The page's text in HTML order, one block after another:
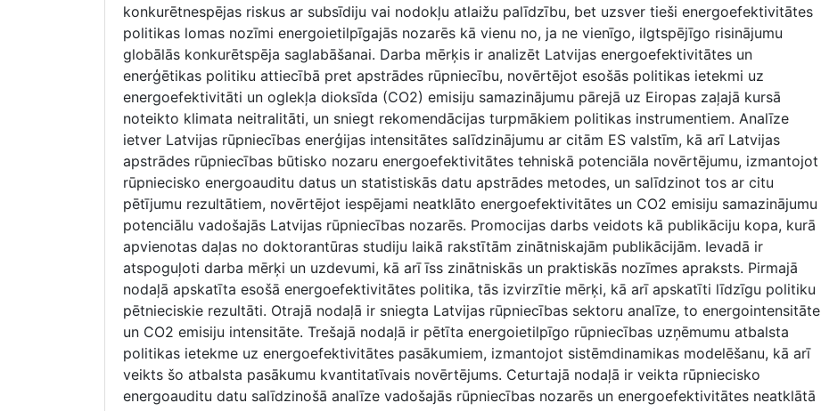
konkurētnespējas riskus ar subsīdiju vai nodokļu atlaižu palīdzību, bet uzsver tieši energoefektivitātes
politikas lomas nozīmi energoietilpīgajās nozarēs kā vienu no, ja ne vienīgo, ilgtspējīgo risinājumu
globālās konkurētspēja saglabāšanai. Darba mērķis ir analizēt Latvijas energoefektivitātes un
enerģētikas politiku attiecībā pret apstrādes rūpniecību, novērtējot esošās politikas ietekmi uz
energoefektivitāti un oglekļa dioksīda (CO2) emisiju samazinājumu pārejā uz Eiropas zaļajā kursā
noteikto klimata neitralitāti, un sniegt rekomendācijas turpmākiem politikas instrumentiem. Analīze
ietver Latvijas rūpniecības enerģijas intensitātes salīdzinājumu ar citām ES valstīm, kā arī Latvijas
apstrādes rūpniecības būtisko nozaru energoefektivitātes tehniskā potenciāla novērtējumu, izmantojot
rūpniecisko energoauditu datus un statistiskās datu apstrādes metodes, un salīdzinot tos ar citu
pētījumu rezultātiem, novērtējot iespējami neatklāto energoefektivitātes un CO2 emisiju samazinājumu
potenciālu vadošajās Latvijas rūpniecības nozarēs. Promocijas darbs veidots kā publikāciju kopa, kurā
apvienotas daļas no doktorantūras studiju laikā rakstītām zinātniskajām publikācijām. Ievadā ir
atspoguļoti darba mērķi un uzdevumi, kā arī īss zinātniskās un praktiskās nozīmes apraksts. Pirmajā
nodaļā apskatīta esošā energoefektivitātes politika, tās izvirzītie mērķi, kā arī apskatīti līdzīgu politiku
pētnieciskie rezultāti. Otrajā nodaļā ir sniegta Latvijas rūpniecības sektoru analīze, to energointensitāte
un CO2 emisiju intensitāte. Trešajā nodaļā ir pētīta energoietilpīgo rūpniecības uzņēmumu atbalsta
politikas ietekme uz energoefektivitātes pasākumiem, izmantojot sistēmdinamikas modelēšanu, kā arī
veikts šo atbalsta pasākumu kvantitatīvais novērtējums. Ceturtajā nodaļā ir veikta rūpniecisko
energoauditu datu salīdzinošā analīze vadošajās rūpniecības nozarēs un energoefektivitātes neatklātā